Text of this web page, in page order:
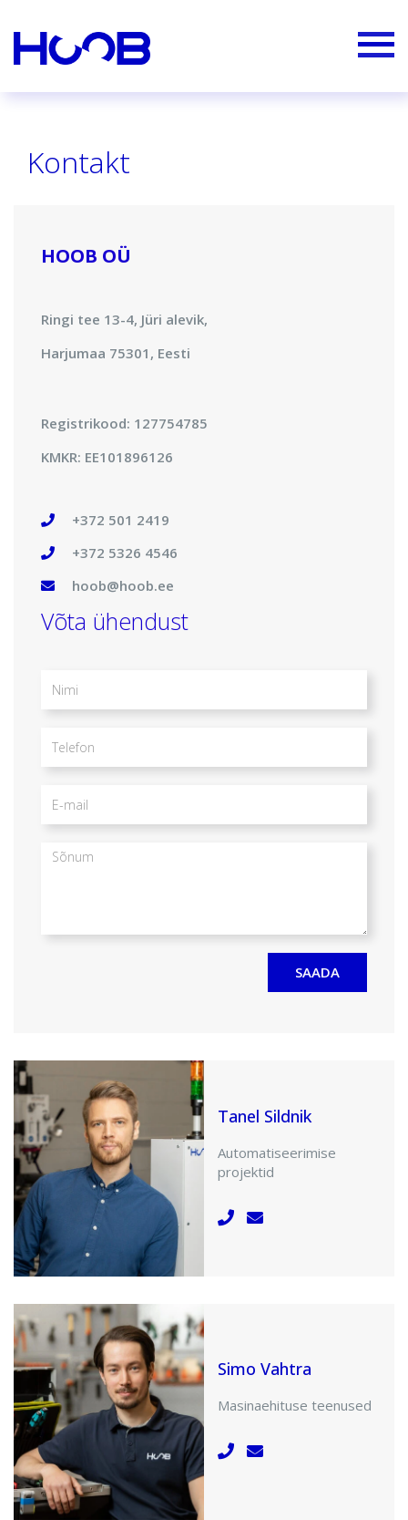
Kontakt
HOOB OÜ
Ringi tee 13-4, Jüri alevik,
Harjumaa 75301, Eesti
Registrikood: 127754785
KMKR: EE101896126
+372 501 2419
+372 5326 4546
hoob@hoob.ee
Võta ühendust
mail
Sõnum
Tanel Sildnik
Automatiseerimise
projektid
Simo Vahtra
Masinaehituse teenused